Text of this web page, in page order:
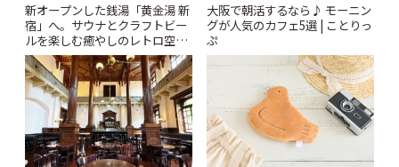
新オープンした銭湯「黄金湯 新
宿」へ。サウナとクラフトビー
ルを楽しむ癒やしのレトロ空間
| ことりっぷ
大阪で朝活するなら♪ モーニン
グが人気のカフェ5選 | ことりっ
ぷ